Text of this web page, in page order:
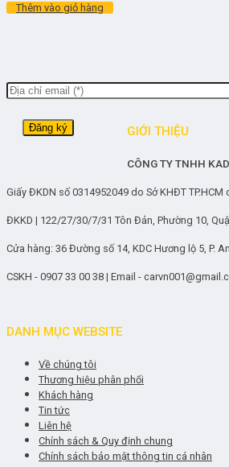
Thêm vào giỏ hàng
GIỚI THIỆU
CÔNG TY TNHH
Giấy ĐKDN số 0314952049 do Sở KHĐT
ĐKKD | 122/27/30/7/31 Tôn Đản, Phường 10,
Cửa hàng: 36 Đường số 14, KDC Hương lộ 5, P.
CSKH - 0907 33 00 38 | Email -
DANH MỤC WEBSITE
Về chúng tôi
Thương hiệu phân phối
Khách hàng
Tin tức
Liên hệ
Chính sách & Quy định chung
Chính sách bảo mật thông tin cá nhân